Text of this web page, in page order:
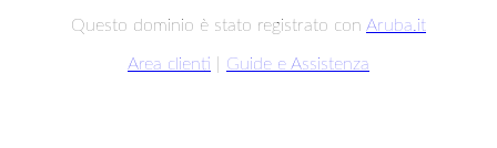
Questo dominio è stato registrato con Aruba.it
Area clienti Guide e Assistenza